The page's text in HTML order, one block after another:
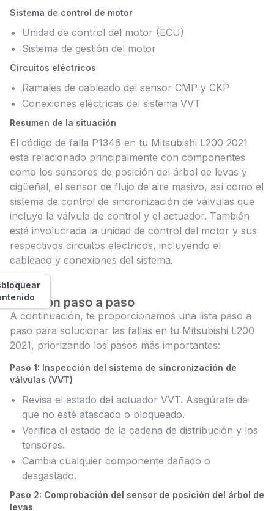
Sistema de control de motor
Unidad de control del motor (ECU)
Sistema de gestión del motor
Circuitos eléctricos
Ramales de cableado del sensor CMP y CKP
Conexiones eléctricas del sistema VVT
Resumen de la situación
El código de falla P1346 en tu Mitsubishi L200 2021
está relacionado principalmente con componentes
como los sensores de posición del árbol de levas y
cigüeñal, el sensor de flujo de aire masivo, así como el
sistema de control de sincronización de válvulas que
incluye la válvula de control y el actuador. También
está involucrada la unidad de control del motor y sus
respectivos circuitos eléctricos, incluyendo el
cableado y conexiones del sistema.
Solución paso a paso
A continuación, te proporcionamos una lista paso a
paso para solucionar las fallas en tu Mitsubishi L200
2021, priorizando los pasos más importantes:
Paso 1: Inspección del sistema de sincronización de
válvulas (VVT)
Revisa el estado del actuador VVT. Asegúrate de
que no esté atascado o bloqueado.
Verifica el estado de la cadena de distribución y los
tensores.
Cambia cualquier componente dañado o
desgastado.
Paso 2: Comprobación del sensor de posición del árbol de
levas